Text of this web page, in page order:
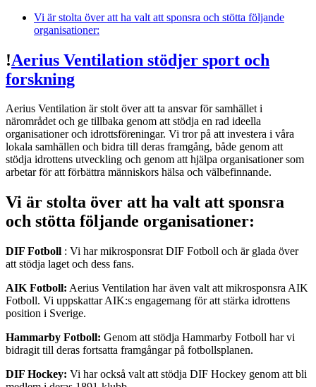
Vi är stolta över att ha valt att sponsra och stötta följande
organisationer:
!Aerius Ventilation stödjer sport och
forskning
Aerius Ventilation är stolt över att ta ansvar för samhället i
närområdet och ge tillbaka genom att stödja en rad ideella
organisationer och idrottsföreningar. Vi tror på att investera i våra
lokala samhällen och bidra till deras framgång, både genom att
stödja idrottens utveckling och genom att hjälpa organisationer som
arbetar för att förbättra människors hälsa och välbefinnande.
Vi är stolta över att ha valt att sponsra
och stötta följande organisationer:
DIF Fotboll : Vi har mikrosponsrat DIF Fotboll och är glada över
att stödja laget och dess fans.
AIK Fotboll: Aerius Ventilation har även valt att mikrosponsra AIK
Fotboll. Vi uppskattar AIK:s engagemang för att stärka idrottens
position i Sverige.
Hammarby Fotboll: Genom att stödja Hammarby Fotboll har vi
bidragit till deras fortsatta framgångar på fotbollsplanen.
DIF Hockey: Vi har också valt att stödja DIF Hockey genom att bli